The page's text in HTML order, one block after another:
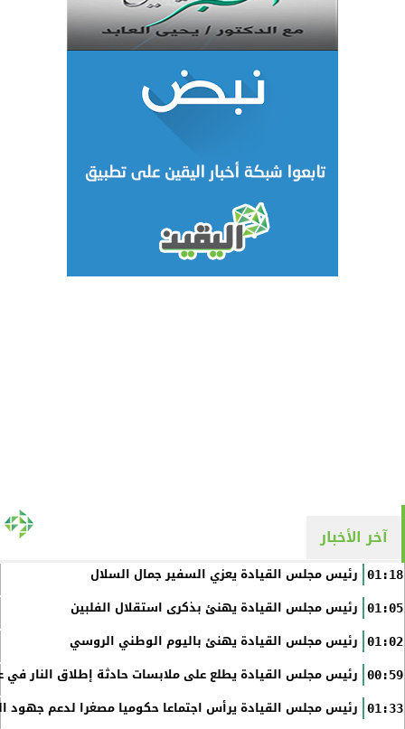
آخر الأخبار
01:18 رئيس مجلس القيادة يعزي السفير جمال السلال
01:05 رئيس مجلس القيادة يهنئ بذكرى استقلال الفلبين
01:02 رئيس مجلس القيادة يهنئ باليوم الوطني الروسي
00:59 رئيس مجلس القيادة يطلع على ملابسات حادثة إطلاق النار في
01:33 رئيس مجلس القيادة يرأس اجتماعا حكوميا مصغرا لدعم جهود